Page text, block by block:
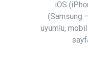
iOS
(Samsung
uyumlu, mobil